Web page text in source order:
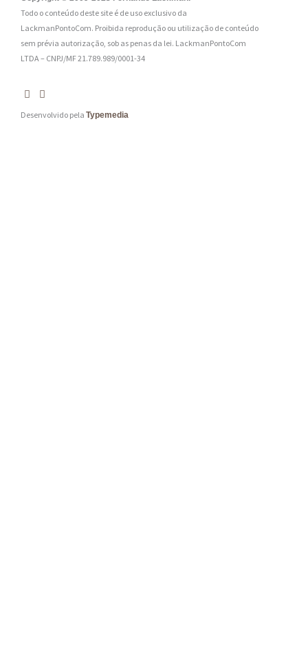
*
Todo o conteúdo deste site é de uso exclusivo da
LackmanPontoCom. Proibida reprodução ou utilização de conteúdo
sem prévia autorização, sob as penas da lei. LackmanPontoCom
LTDA – CNPJ/MF 21.789.989/0001-34
Desenvolvido pela Typemedia